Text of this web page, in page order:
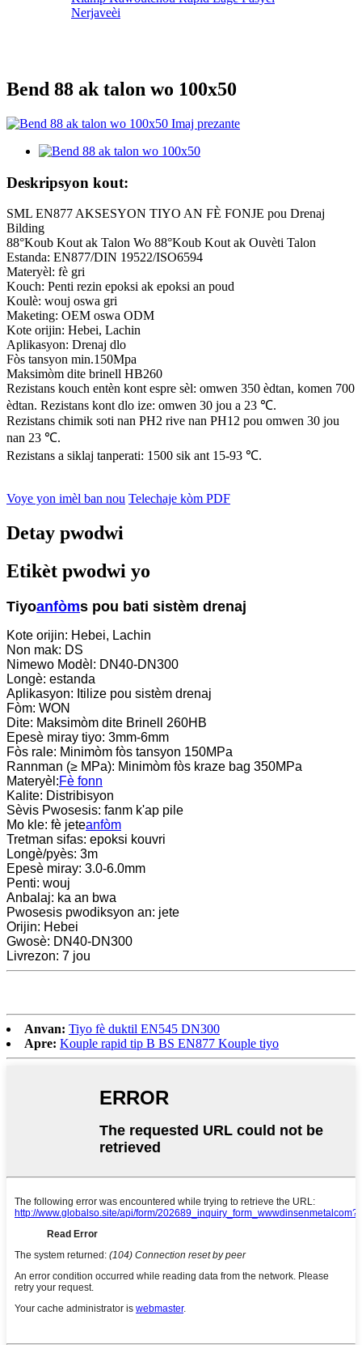
Nerjaveèi
Bend 88 ak talon wo 100х50
Deskripsyon kout:
SML EN877 AKSESYON TIYO AN FÈ FONJE pou Drenaj
Bilding
88°Koub Kout ak Talon Wo 88°Koub Kout ak Ouvèti Talon
Estanda: EN877/DIN 19522/ISO6594
Materyèl: fè gri
Kouch: Penti rezin epoksi ak epoksi an poud
Koulè: wouj oswa gri
Maketing: OEM oswa ODM
Kote orijin: Hebei, Lachin
Aplikasyon: Drenaj dlo
Fòs tansyon min.150Mpa
Maksimòm dite brinell HB260
Rezistans kouch entèn kont espre sèl: omwen 350 èdtan, komen 700
èdtan. Rezistans kont dlo ize: omwen 30 jou a 23 ℃.
Rezistans chimik soti nan PH2 rive nan PH12 pou omwen 30 jou
nan 23 ℃.
Rezistans a siklaj tanperati: 1500 sik ant 15-93 ℃.
Voye yon imèl ban nou Telechaje kòm PDF
Detay pwodwi
Etikèt pwodwi yo
Tiyoanfòms pou bati sistèm drenaj
Kote orijin: Hebei, Lachin
Non mak: DS
Nimewo Modèl: DN40-DN300
Longè: estanda
Aplikasyon: Itilize pou sistèm drenaj
Fòm: WON
Dite: Maksimòm dite Brinell 260HB
Epesè miray tiyo: 3mm-6mm
Fòs rale: Minimòm fòs tansyon 150MPa
Rannman (≥ MPa): Minimòm fòs kraze bag 350MPa
Materyèl:Fè fonn
Kalite: Distribisyon
Sèvis Pwosesis: fanm k'ap pile
Mo kle: fè jeteanfòm
Tretman sifas: epoksi kouvri
Longè/pyès: 3m
Epesè miray: 3.0-6.0mm
Penti: wouj
Anbalaj: ka an bwa
Pwosesis pwodiksyon an: jete
Orijin: Hebei
Gwosè: DN40-DN300
Livrezon: 7 jou
Anvan: Tiyo fè duktil EN545 DN300
Apre: Kouple rapid tip B BS EN877 Kouple tiyo